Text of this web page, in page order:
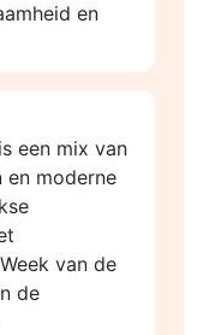
en
een mix van
en moderne
van de
de